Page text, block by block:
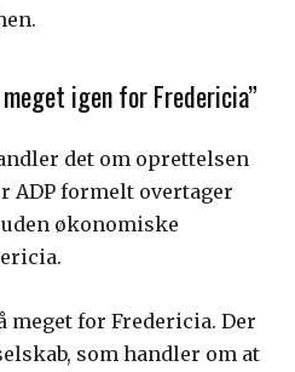
igen for Fredericia”
det om oprettelsen
ADP formelt overtager
økonomiske
meget for Fredericia. Der
som handler om at